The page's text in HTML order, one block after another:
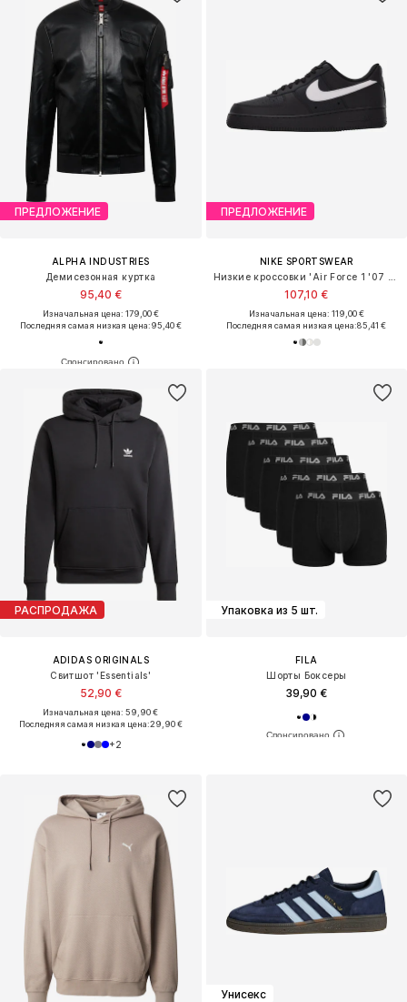
ПРЕДЛОЖЕНИЕ
ALPHA INDUSTRIES
Демисезонная куртка
95,40 €
Изначальная цена: 179,00 €
Последняя самая низкая цена:95,40 €
ПРЕДЛОЖЕНИЕ
NIKE SPORTSWEAR
107,10 €
Изначальная цена: 119,00 €
Последняя самая низкая цена:85,41 €
РАСПРОДАЖА
ADIDAS ORIGINALS
Свитшот 'Essentials'
52,90 €
Изначальная цена: 59,90 €
Последняя самая низкая цена:29,90 €
+2
Упаковка из 5 шт.
FILA
Шорты Боксеры
39,90 €
Унисекс